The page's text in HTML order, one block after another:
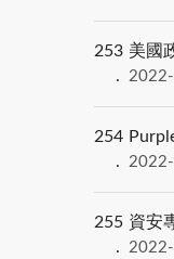
253 美國
254
255 資安